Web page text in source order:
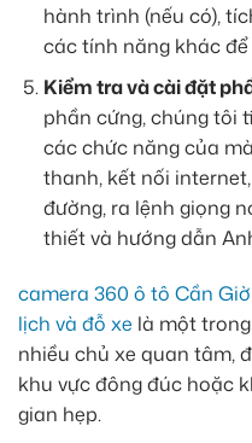
hành trình (nếu có),
các tính năng khác
Kiểm tra và cài đặt
phần cứng, chúng tôi
các chức năng của
thanh, kết nối
đường, ra lệnh giọng
thiết và hướng dẫn
camera 360 ô tô Cần
lịch và đỗ xe là một
nhiều chủ xe quan tâm,
khu vực đông đúc hoặc
gian hẹp.